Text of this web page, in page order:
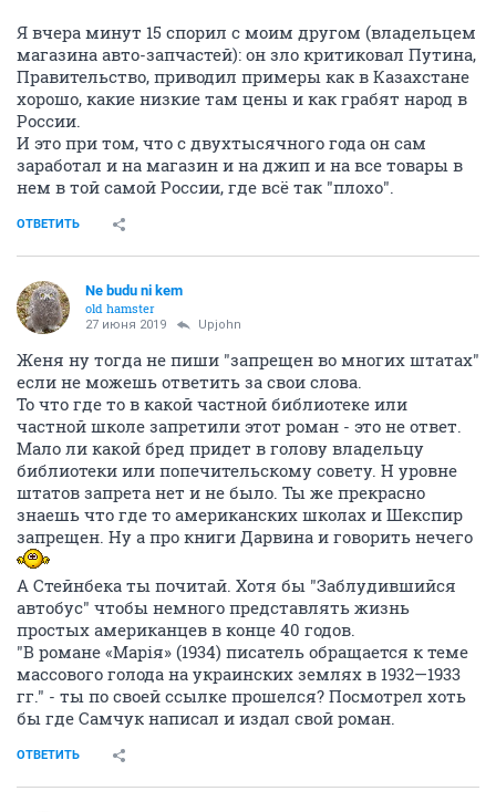
Я вчера минут 15 спорил с моим другом (владельцем
магазина авто-запчастей): он зло критиковал Путина,
Правительство, приводил примеры как в Казахстане
хорошо, какие низкие там цены и как грабят народ в
России.
И это при том, что с двухтысячного года он сам
заработал и на магазин и на джип и на все товары в
нем в той самой России, где всё так "плохо".
ОТВЕТИТЬ
Ne budu ni kem
old hamster
27 июня 2019 Upjohn
Женя ну тогда не пиши "запрещен во многих штатах"
если не можешь ответить за свои слова.
То что где то в какой частной библиотеке или
частной школе запретили этот роман - это не ответ.
Мало ли какой бред придет в голову владельцу
библиотеки или попечительскому совету. Н уровне
штатов запрета нет и не было. Ты же прекрасно
знаешь что где то американских школах и Шекспир
запрещен. Ну а про книги Дарвина и говорить нечего
А Стейнбека ты почитай. Хотя бы "Заблудившийся
автобус" чтобы немного представлять жизнь
простых американцев в конце 40 годов.
"В романе «Марія» (1934) писатель обращается к теме
массового голода на украинских землях в 1932—1933
гг." - ты по своей ссылке прошелся? Посмотрел хоть
бы где Самчук написал и издал свой роман.
ОТВЕТИТЬ